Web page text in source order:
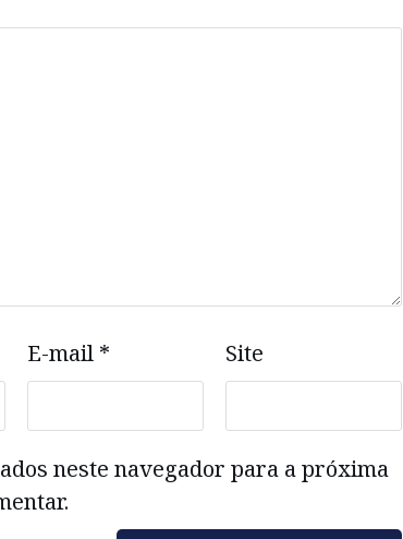
E-mail * Site
neste navegador para a próxima